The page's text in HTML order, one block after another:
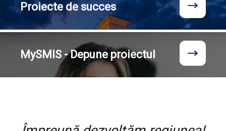
Proiecte de succes
MySMIS - Depune proiectul